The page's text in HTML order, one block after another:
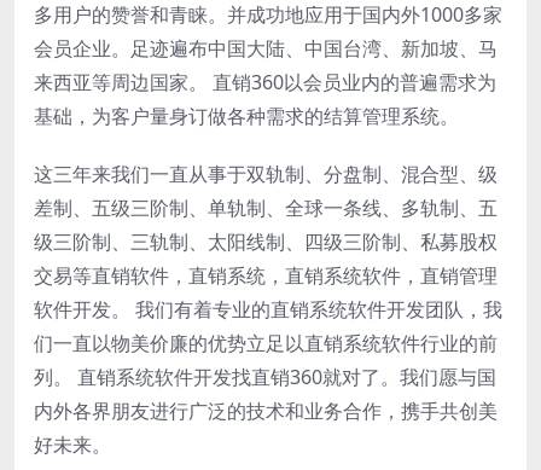
多用户的赞誉和青睐。并成功地应用于国内外1000多家
会员企业。足迹遍布中国大陆、中国台湾、新加坡、马
来西亚等周边国家。 直销360以会员业内的普遍需求为
基础，为客户量身订做各种需求的结算管理系统。
这三年来我们一直从事于双轨制、分盘制、混合型、级
差制、五级三阶制、单轨制、全球一条线、多轨制、五
级三阶制、三轨制、太阳线制、四级三阶制、私募股权
交易等直销软件，直销系统，直销系统软件，直销管理
软件开发。 我们有着专业的直销系统软件开发团队，我
们一直以物美价廉的优势立足以直销系统软件行业的前
列。 直销系统软件开发找直销360就对了。我们愿与国
内外各界朋友进行广泛的技术和业务合作，携手共创美
好未来。